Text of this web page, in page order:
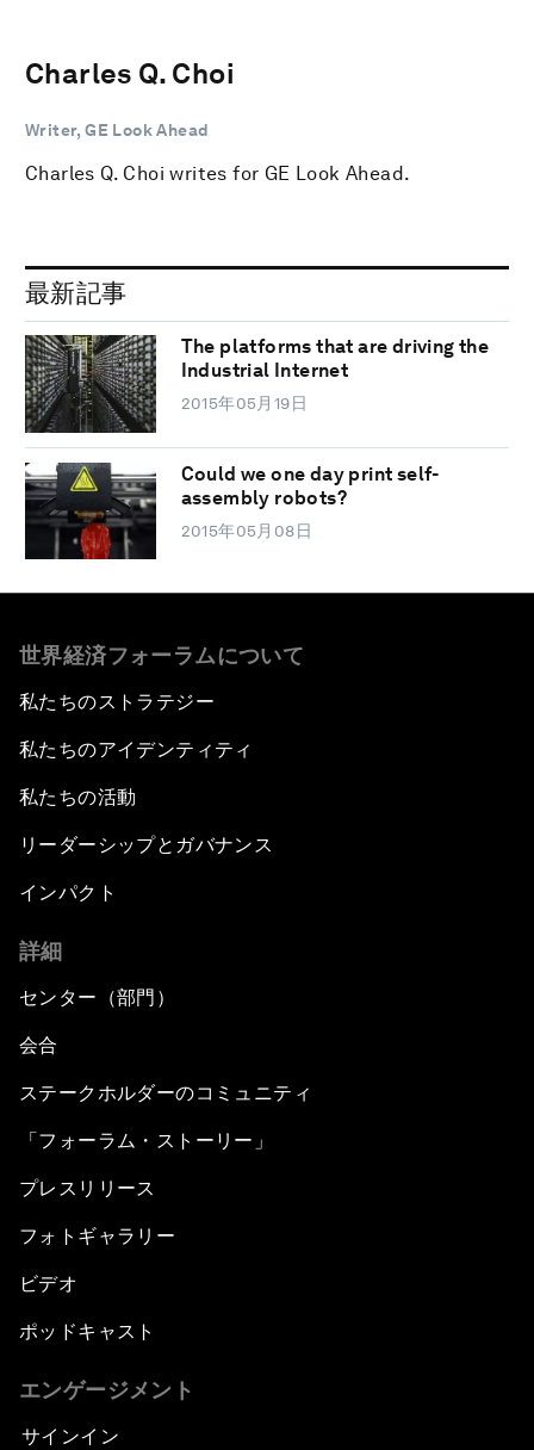
Charles Q. Choi
Writer, GE Look Ahead
Charles Q. Choi writes for GE Look Ahead.
最新記事
The platforms that are driving the
Industrial Internet
2015年05月19日
Could we one day print self-
assembly robots?
2015年05月08日
世界経済フォーラムについて
私たちのストラテジー
私たちのアイデンティティ
私たちの活動
リーダーシップとガバナンス
インパクト
詳細
センター（部門）
会合
ステークホルダーのコミュニティ
「フォーラム・ストーリー」
プレスリリース
フォトギャラリー
ビデオ
ポッドキャスト
エンゲージメント
サインイン